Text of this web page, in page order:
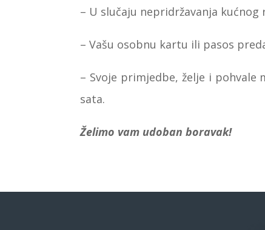
– U slučaju nepridržavanja
– Vašu osobnu kartu ili pasos
– Svoje primjedbe, želje i
sata.
Želimo vam udoban boravak!